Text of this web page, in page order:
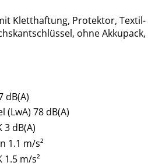
Kletthaftung, Protektor, Textil-
ohne Akkupack,
dB(A)
(LwA) 78 dB(A)
dB(A)
1.1 m/s²
m/s²